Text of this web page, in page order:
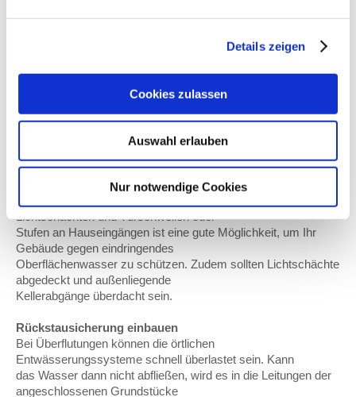
Details zeigen
Cookies zulassen
Auswahl erlauben
Nur notwendige Cookies
Bestandsbauten ist die „Schwarze Wanne“, bei der eine oder
mehrere wasserdichte
Schichten auf die äußeren Kellerwände aufgetragen werden.
Türen und Fenster sichern
Eine effektive Alternative zum Einbau wasserdichter Fenster
gefährdeter Bereiche mit mobilen
Hochwasserschutzsystemen, wie Türsperren, Schotts oder
Lichtschächten und Türschwellen oder
Stufen an Hauseingängen ist eine gute Möglichkeit, um Ihr
Gebäude gegen eindringendes
Oberflächenwasser zu schützen. Zudem sollten Lichtschächte
abgedeckt und außenliegende
Kellerabgänge überdacht sein.
Rückstausicherung einbauen
Bei Überflutungen können die örtlichen
Entwässerungssysteme schnell überlastet sein. Kann
das Wasser dann nicht abfließen, wird es in die Leitungen der
angeschlossenen Grundstücke